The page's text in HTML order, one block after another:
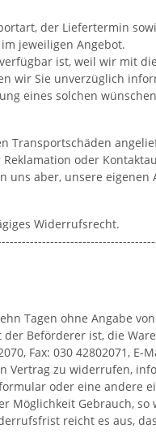
der Liefertermin
jeweiligen Angebot.
ist, weil wir mit
wir Sie unverzüglich
eines solchen
Transportschäden
oder
uns aber, unsere
Widerrufsrecht.
Tagen ohne Angabe
Beförderer ist, die
Fax: 030 42802071,
Vertrag zu widerrufen,
oder eine andere
Möglichkeit Gebrauch,
reicht es aus,